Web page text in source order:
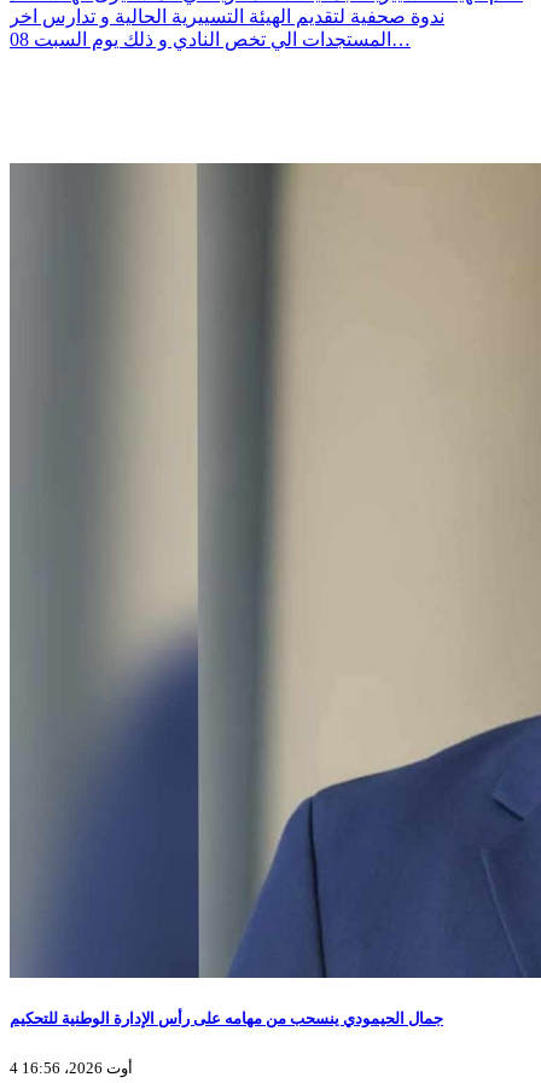
ندوة صحفية لتقديم الهيئة التسييرية الحالية و تدارس اخر
المستجدات الي تخص النادي و ذلك يوم السبت 08…
جمال الحيمودي ينسحب من مهامه على رأس الإدارة الوطنية للتحكيم
4 أوت 2026، 16:56